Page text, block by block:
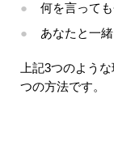
何を言って
あなたと一
上記3つのよう
つの方法です。